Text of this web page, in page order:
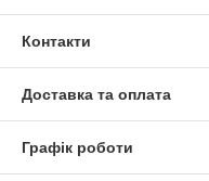
Контакти
Доставка та оплата
Графік роботи